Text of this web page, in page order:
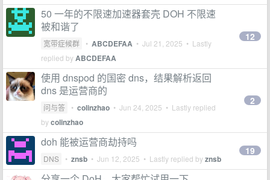
50 一年的不限速加速器套壳 DOH 不限速
被和谐了
宽带症候群 • ABCDEFAA • Jul 21, 2025 • Lastly
replied byABCDEFAA
12
使用 dnspod 的国密 dns，结果解析返回
dns 是运营商的
问与答 • colinzhao • Jun 24, 2025 • Lastly replied
bycolinzhao
2
doh 能被运营商劫持吗
DNS • znsb • Jun 12, 2025 • Lastly replied byznsb
19